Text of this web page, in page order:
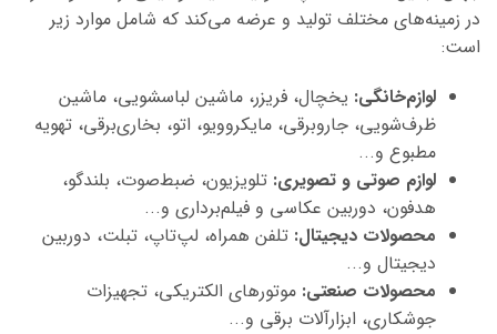
در زمینه‌های مختلف تولید و عرضه می‌کند که شامل موارد زیر
است:
لوازم‌خانگی: یخچال، فریزر، ماشین لباسشویی، ماشین
ظرف‌شویی، جاروبرقی، مایکروویو، اتو، بخاری‌برقی، تهویه
مطبوع و...
لوازم صوتی و تصویری: تلویزیون، ضبط‌صوت، بلندگو،
هدفون، دوربین عکاسی و فیلم‌برداری و...
محصولات دیجیتال: تلفن همراه، لپ‌تاپ، تبلت، دوربین
دیجیتال و...
محصولات صنعتی: موتورهای الکتریکی، تجهیزات
جوشکاری، ابزارآلات برقی و...